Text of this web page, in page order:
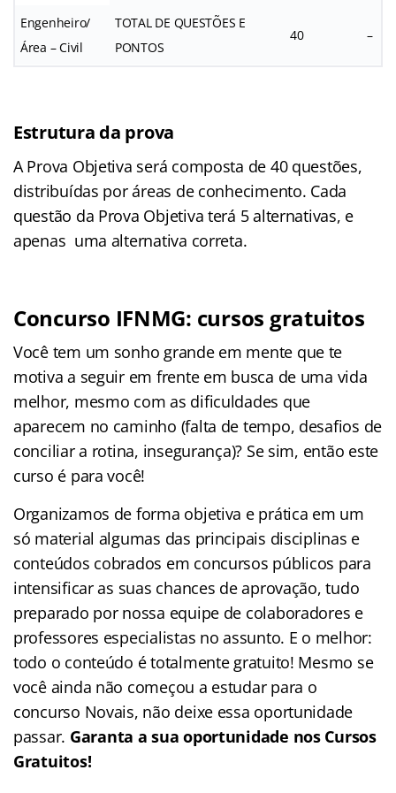
Engenheiro/
Área – Civil
TOTAL DE QUESTÕES E
PONTOS
40 –
Estrutura da prova
A Prova Objetiva será composta de 40 questões,
distribuídas por áreas de conhecimento. Cada
questão da Prova Objetiva terá 5 alternativas, e
apenas uma alternativa correta.
Concurso IFNMG: cursos gratuitos
Você tem um sonho grande em mente que te
motiva a seguir em frente em busca de uma vida
melhor, mesmo com as dificuldades que
aparecem no caminho (falta de tempo, desafios de
conciliar a rotina, insegurança)? Se sim, então este
curso é para você!
Organizamos de forma objetiva e prática em um
só material algumas das principais disciplinas e
conteúdos cobrados em concursos públicos para
intensificar as suas chances de aprovação, tudo
preparado por nossa equipe de colaboradores e
professores especialistas no assunto. E o melhor:
todo o conteúdo é totalmente gratuito! Mesmo se
você ainda não começou a estudar para o
concurso Novais, não deixe essa oportunidade
passar. Garanta a sua oportunidade nos Cursos
Gratuitos!